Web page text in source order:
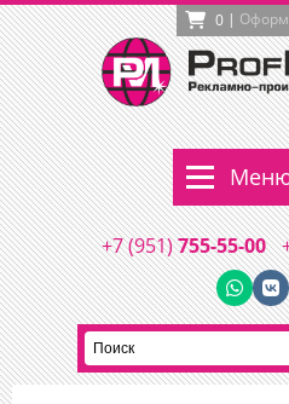
0 |
+7 (951)755-55-00